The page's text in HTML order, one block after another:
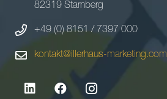
82319 Starnberg
+49 (0) 8151 / 7397 000
kontakt@illerhaus-marketing.com